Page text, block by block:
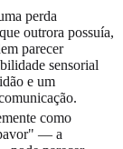
perda
outrora possuía,
parecer
sensorial
e um
como
— a